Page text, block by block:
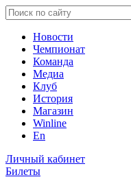
Новости
Чемпионат
Команда
Медиа
Клуб
История
Магазин
Winline
En
Личный кабинет
Билеты